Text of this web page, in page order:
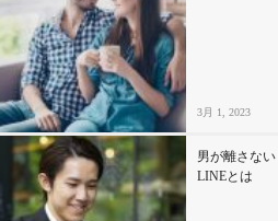
3月 1, 2023
男が離さな
LINEとは